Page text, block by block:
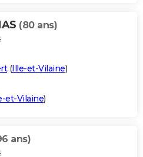
(80 ans)
(Ille-et-Vilaine)
et-Vilaine)
ans)